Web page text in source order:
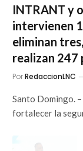
INTRANT y
intervienen
eliminan
realizan 247
PorRedaccionLNC
Santo Domingo.
fortalecer la